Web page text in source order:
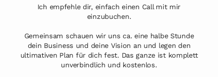
Ich empfehle dir, einfach einen Call mit mir
einzubuchen.
Gemeinsam schauen wir uns ca. eine halbe Stunde
dein Business und deine Vision an und legen den
ultimativen Plan für dich fest. Das ganze ist komplett
unverbindlich und kostenlos.